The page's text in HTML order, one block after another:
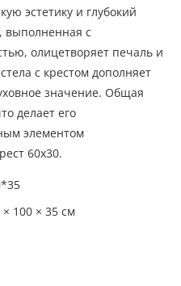
эстетику и глубокий
выполненная с
олицетворяет печаль и
с крестом дополняет
значение. Общая
делает его
элементом
60х30.
× 100 × 35 см